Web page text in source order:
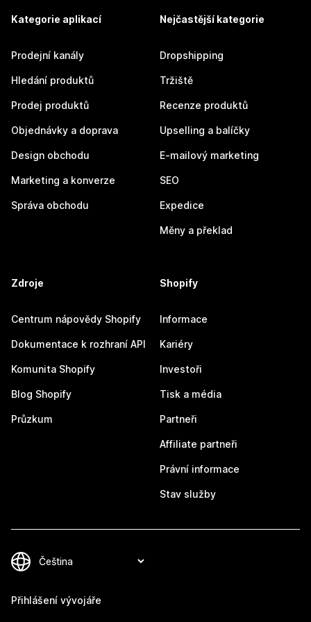
Kategorie aplikací
Prodejní kanály
Hledání produktů
Prodej produktů
Objednávky a doprava
Design obchodu
Marketing a konverze
Správa obchodu
Nejčastější kategorie
Dropshipping
Tržiště
Recenze produktů
Upselling a balíčky
E-mailový marketing
SEO
Expedice
Měny a překlad
Zdroje
Centrum nápovědy Shopify
Dokumentace k rozhraní API
Komunita Shopify
Blog Shopify
Průzkum
Shopify
Informace
Kariéry
Investoři
Tisk a média
Partneři
Affiliate partneři
Právní informace
Stav služby
Přihlášení vývojáře